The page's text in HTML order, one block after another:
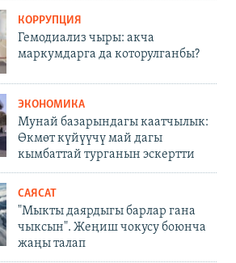
КОРРУПЦИЯ
Гемодиализ чыры: акча
маркумдарга да которулганбы?
ЭКОНОМИКА
Мунай базарындагы каатчылык:
Өкмөт күйүүчү май дагы
кымбаттай турганын эскертти
САЯСАТ
"Мыкты даярдыгы барлар гана
чыксын". Жеңиш чокусу боюнча
жаңы талап